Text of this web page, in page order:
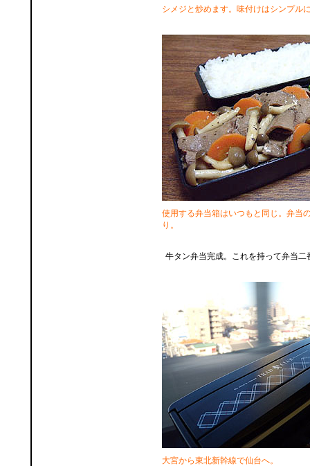
シメジと炒めます。味付けはシンプル
使用する弁当箱はいつもと同じ。弁当
り。
牛タン弁当完成。これを持って弁当二
大宮から東北新幹線で仙台へ。